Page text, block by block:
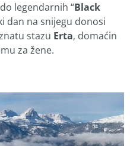
legendarnih “Black
dan na snijegu donosi
stazu Erta, domaćin
za žene.